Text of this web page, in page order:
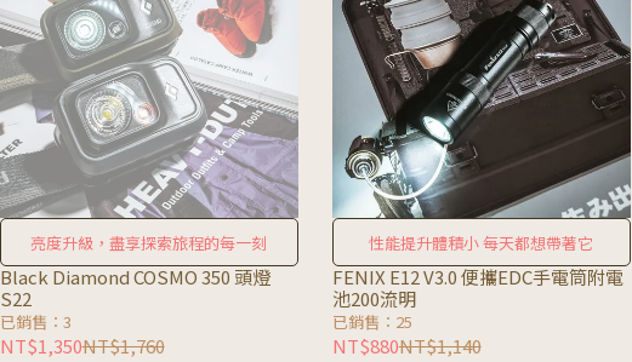
亮度升級，盡享探索旅程的每一刻
Black Diamond COSMO 350 頭燈
S22
已銷售：3
NT$1,350NT$1,760
性能提升體積小 每天都想帶著它
FENIX E12 V3.0 便攜EDC手電筒附電
池200流明
已銷售：25
NT$880NT$1,140